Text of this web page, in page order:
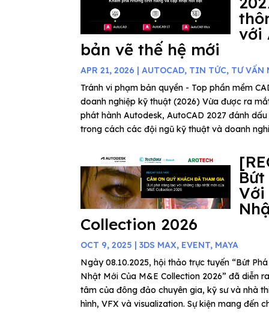
với
bản vẽ thế hệ mới
APR 21, 2026 |AUTOCAD, TIN TỨC, TƯ VẤN
Tránh vi phạm bản quyền - Top phần mềm
doanh nghiệp kỹ thuật (2026) Vừa được ra
phát hành Autodesk, AutoCAD 2027 đánh
trong cách các đội ngũ kỹ thuật và doanh
Với
Collection 2026
OCT 9, 2025 |3DS MAX, EVENT, MAYA
Ngày 08.10.2025, hội thảo trực tuyến “Bứt
Nhật Mới Của M&E Collection 2026” đã diễn
tâm của đông đảo chuyên gia, kỹ sư và nhà
hình, VFX và visualization. Sự kiện mang đến